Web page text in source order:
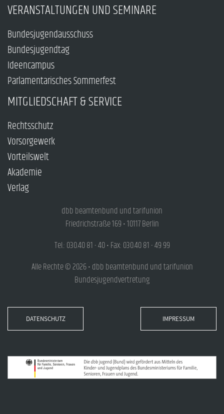
VERANSTALTUNGEN UND SEMINARE
Bundesjugendausschuss
Bundesjugendtag
Ideencampus
Parlamentarisches Sommerfest
MITGLIEDSCHAFT & SERVICE
Rechtsschutz
Vorsorgewerk
Vorteilswelt
Akademie
Verlag
dbb beamtenbund und tarifunion
Friedrichstraße 169 • 10117 Berlin
Tel.: 030.40 81 - 40 • Fax: 030.40 81 - 49 99
Alle Rechte © 2026 • dbb beamtenbund und tarifunion
Bundesjugendvertretung
DATENSCHUTZ IMPRESSUM